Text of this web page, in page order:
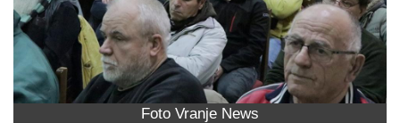
Foto Vranje News